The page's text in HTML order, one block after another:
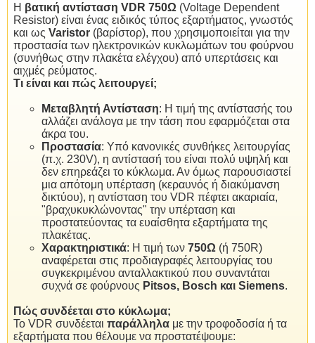
Η βατική αντίσταση VDR 750Ω (Voltage Dependent
Resistor) είναι ένας ειδικός τύπος εξαρτήματος, γνωστός
και ως Varistor (βαρίστορ), που χρησιμοποιείται για την
προστασία των ηλεκτρονικών κυκλωμάτων του φούρνου
(συνήθως στην πλακέτα ελέγχου) από υπερτάσεις και
αιχμές ρεύματος.
Τι είναι και πώς λειτουργεί;
Μεταβλητή Αντίσταση: Η τιμή της αντίστασής του
αλλάζει ανάλογα με την τάση που εφαρμόζεται στα
άκρα του.
Προστασία: Υπό κανονικές συνθήκες λειτουργίας
(π.χ. 230V), η αντίστασή του είναι πολύ υψηλή και
δεν επηρεάζει το κύκλωμα. Αν όμως παρουσιαστεί
μια απότομη υπέρταση (κεραυνός ή διακύμανση
δικτύου), η αντίσταση του VDR πέφτει ακαριαία,
"βραχυκυκλώνοντας" την υπέρταση και
προστατεύοντας τα ευαίσθητα εξαρτήματα της
πλακέτας.
Χαρακτηριστικά: Η τιμή των 750Ω (ή 750R)
αναφέρεται στις προδιαγραφές λειτουργίας του
συγκεκριμένου ανταλλακτικού που συναντάται
συχνά σε φούρνους Pitsos, Bosch και Siemens.
Πώς συνδέεται στο κύκλωμα;
Το VDR συνδέεται παράλληλα με την τροφοδοσία ή τα
εξαρτήματα που θέλουμε να προστατέψουμε: